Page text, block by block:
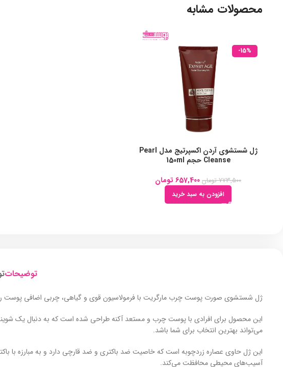
محصولات مشابه
-15%
ژل شستشوی آردن اکسپرتیج مدل Pearl
Cleanse حجم 150ml
773,500 تومان 657,400 تومان
افزودن به سبد خرید
توضیحات
ژل شستشوی صورت پوست چرب مارگریت با فرمولاسیون قوی و گیاهی، چربی اضافی پوست را
این محصول برای افرادی با پوست چرب و مستعد آکنه طراحی شده است که به دنبال یک
می‌تواند بهترین انتخاب برای شما باشد.
آسیب‌های محیطی محافظت می‌کند.